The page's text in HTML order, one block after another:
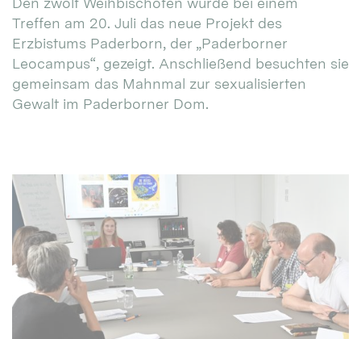
Treffen am 20. Juli das neue Projekt des
Erzbistums Paderborn, der „Paderborner
Leocampus“, gezeigt. Anschließend besuchten sie
gemeinsam das Mahnmal zur sexualisierten
Gewalt im Paderborner Dom.